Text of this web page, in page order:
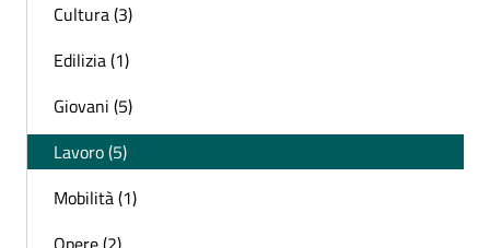
Cultura (3)
Edilizia (1)
Giovani (5)
Lavoro (5)
Mobilità (1)